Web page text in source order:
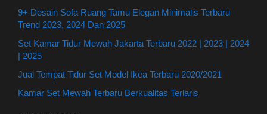
9+ Desain Sofa Ruang Tamu Elegan Minimalis Terbaru
Trend 2023, 2024 Dan 2025
Set Kamar Tidur Mewah Jakarta Terbaru 2022 | 2023 | 2024
| 2025
Jual Tempat Tidur Set Model Ikea Terbaru 2020/2021
Kamar Set Mewah Terbaru Berkualitas Terlaris